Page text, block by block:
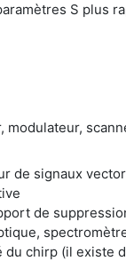
S plus
modulateur,
de signaux
de
chirp (il existe